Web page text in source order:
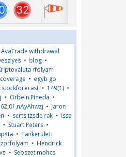
AvaTrade withdrawal
• blog •
rfolyam
coverage • egyb gp
• 149(1) •
• Orbeln Pineda •
62,01,nAyAhwzj • Jaron
• serts tzsde rak • Issa
• Stuart Peters •
• Tankerületi
• Hendrick
• Sebszet mohcs